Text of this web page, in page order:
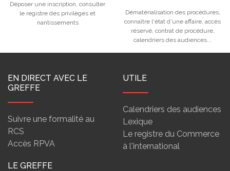
Déposer une inscription, consulter
le registre des privilèges et
nantissements
Dématérialisation des procédures,
connaître l'état d'une affaire, accès
réservé, contrat de procédure,
calendriers des audiences...
EN DIRECT AVEC LE
GREFFE
Suivre une formalité au
RCS
Accès RPVA
UTILE
Calendriers des audiences
Lexique
Le registre du Commerce
à l'international
LE GREFFE